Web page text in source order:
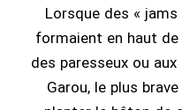
Lorsque des «
formaient en haut de
des paresseux ou
Garou, le plus